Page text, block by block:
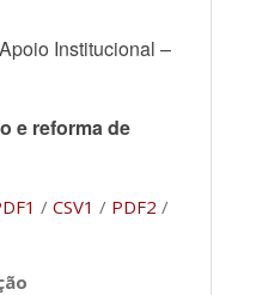
Institucional –
e reforma de
/CSV1 / PDF2 /